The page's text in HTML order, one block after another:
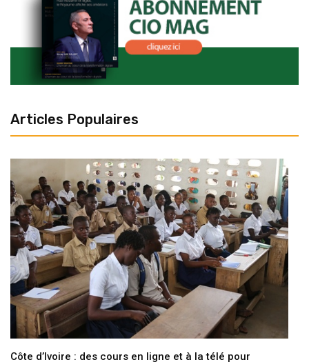
Articles Populaires
Côte d’Ivoire : des cours en ligne et à la télé pour